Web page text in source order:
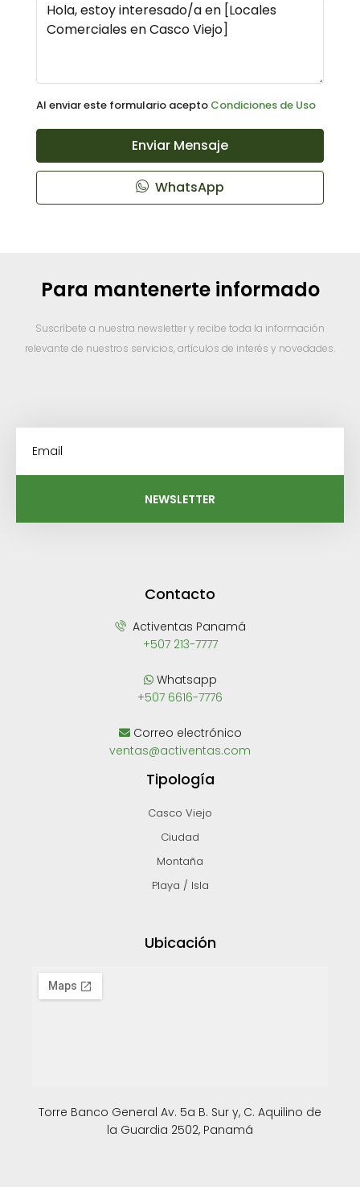
Al enviar este formulario acepto Condiciones de Uso
Enviar Mensaje
WhatsApp
Para mantenerte informado
Suscríbete a nuestra newsletter y recibe toda la información
relevante de nuestros servicios, artículos de interés y novedades.
NEWSLETTER
Contacto
Activentas Panamá
+507 213-7777
Whatsapp
+507 6616-7776
Correo electrónico
ventas@activentas.com
Tipología
Casco Viejo
Ciudad
Montaña
Playa / Isla
Ubicación
Torre Banco General Av. 5a B. Sur y, C. Aquilino de
la Guardia 2502, Panamá